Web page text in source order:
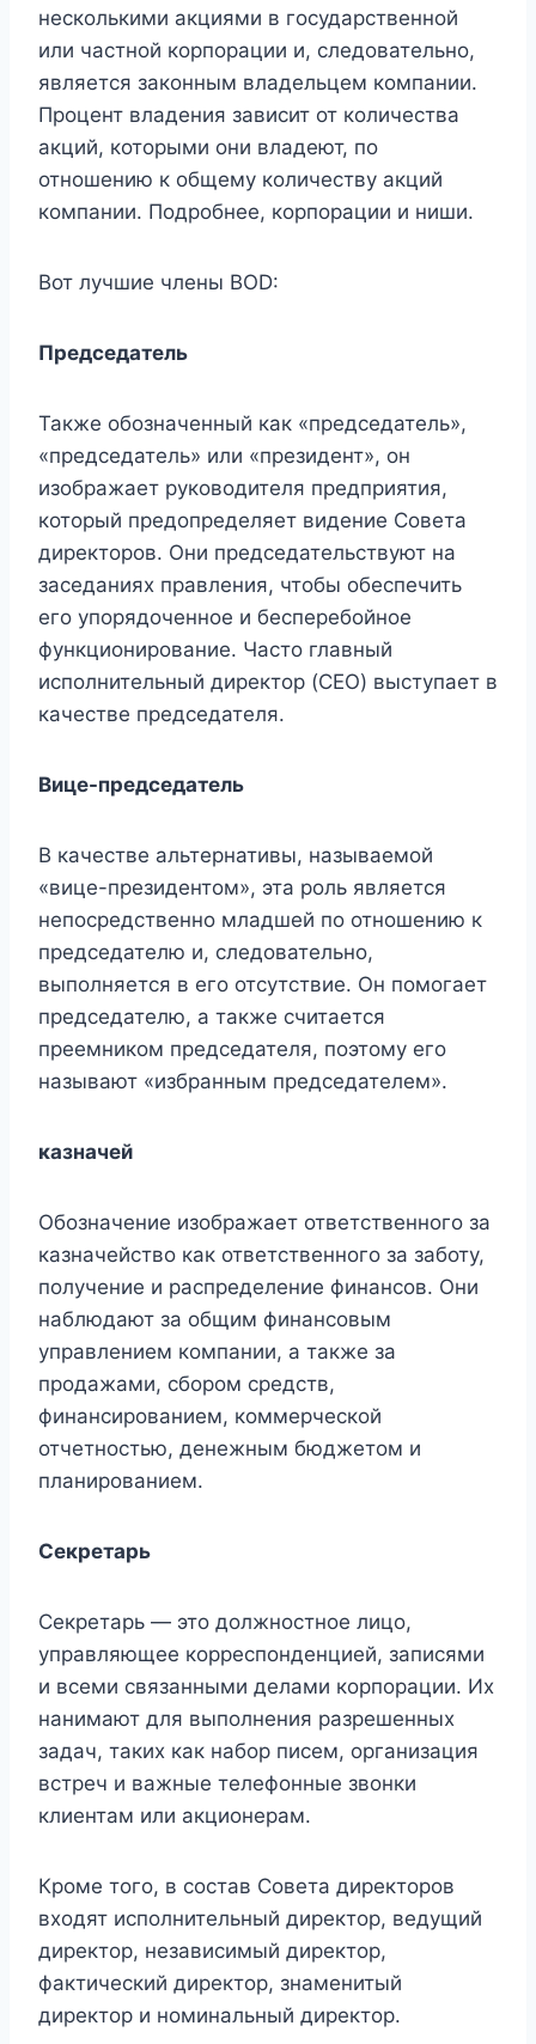
несколькими акциями в государственной
или частной корпорации и, следовательно,
является законным владельцем компании.
Процент владения зависит от количества
акций, которыми они владеют, по
отношению к общему количеству акций
компании. Подробнее, корпорации и ниши.
Вот лучшие члены BOD:
Председатель
Также обозначенный как «председатель»,
«председатель» или «президент», он
изображает руководителя предприятия,
который предопределяет видение Совета
директоров. Они председательствуют на
заседаниях правления, чтобы обеспечить
его упорядоченное и бесперебойное
функционирование. Часто главный
исполнительный директор (CEO) выступает в
качестве председателя.
Вице-председатель
В качестве альтернативы, называемой
«вице-президентом», эта роль является
непосредственно младшей по отношению к
председателю и, следовательно,
выполняется в его отсутствие. Он помогает
председателю, а также считается
преемником председателя, поэтому его
называют «избранным председателем».
казначей
Обозначение изображает ответственного за
казначейство как ответственного за заботу,
получение и распределение финансов. Они
наблюдают за общим финансовым
управлением компании, а также за
продажами, сбором средств,
финансированием, коммерческой
отчетностью, денежным бюджетом и
планированием.
Секретарь
Секретарь — это должностное лицо,
управляющее корреспонденцией, записями
и всеми связанными делами корпорации. Их
нанимают для выполнения разрешенных
задач, таких как набор писем, организация
встреч и важные телефонные звонки
клиентам или акционерам.
Кроме того, в состав Совета директоров
входят исполнительный директор, ведущий
директор, независимый директор,
фактический директор, знаменитый
директор и номинальный директор.